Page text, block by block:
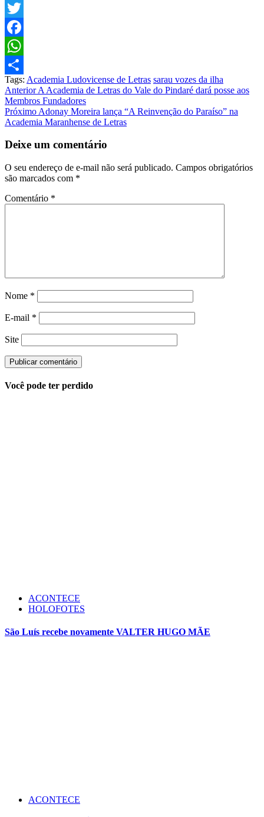
Twitter
Facebook
WhatsApp
Share
Tags: Academia Ludovicense de Letras sarau vozes da ilha
Post
navigation
AnteriorA Academia de Letras do Vale do Pindaré dará posse aos
Membros Fundadores
Próximo Adonay Moreira lança “A Reinvenção do Paraíso” na
Academia Maranhense de Letras
Deixe um comentário
O seu endereço de e-mail não será publicado. Campos obrigatórios
são marcados com *
Comentário *
Nome *
E-mail *
Site
Você pode ter perdido
ACONTECE
HOLOFOTES
São Luís recebe novamente VALTER HUGO MÃE
ACONTECE